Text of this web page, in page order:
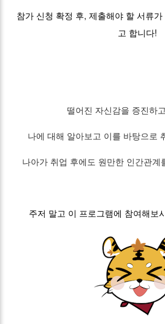
참가 신청 확정 후, 제출해야 할 서류
고 합니다!
떨어진 자신감을 증진하
나에 대해 알아보고 이를 바탕으로
나아가 취업 후에도 원만한 인간관계
주저 말고 이 프로그램에 참여해보